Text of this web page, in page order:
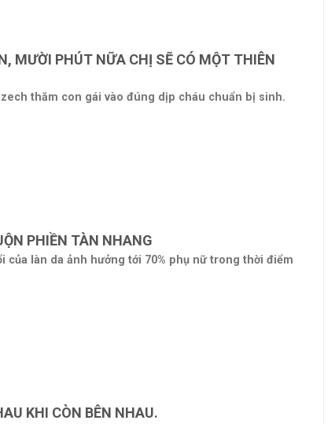
MƯỜI PHÚT NỮA CHỊ SẼ CÓ MỘT THIÊN
thăm con gái vào đúng dịp cháu chuẩn bị sinh.
PHIỀN TÀN NHANG
của làn da ảnh hưởng tới 70% phụ nữ trong thời điểm
KHI CÒN BÊN NHAU.